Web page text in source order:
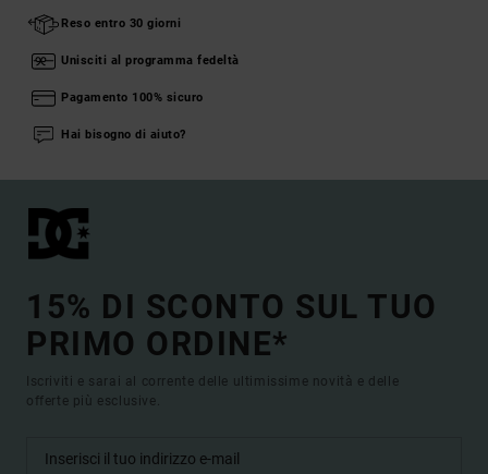
Reso entro 30 giorni
Unisciti al programma fedeltà
Pagamento 100% sicuro
Hai bisogno di aiuto?
15% DI SCONTO SUL TUO
PRIMO ORDINE*
Iscriviti e sarai al corrente delle ultimissime novità e delle
offerte più esclusive.